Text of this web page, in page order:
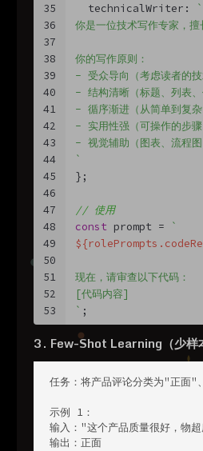
35
36
37
38
39
40
41
42
43
44
45
46
47
48
49
50
51
52
53
  technicalWriter:
`
你是一位技术写作专家，
你的写作原则：
- 受众导向（考虑读者的技
- 结构清晰（标题、列表、
- 循序渐进（从简单到复杂
- 实用性强（可操作的步骤
- 视觉辅助（图表、流程图
`
};
// 使用
const prompt =
`
现在，请审查以下代码：
[代码内容]
` ;
3. Few-Shot Learning（少样
任务：将产品评论分类为"正面
示例 1：
输入："这个产品质量很好，物
输出：正面